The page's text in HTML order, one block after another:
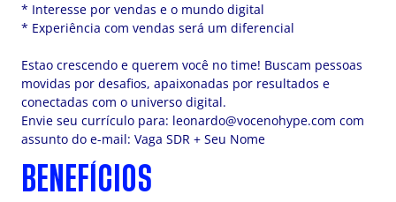
* Interesse por vendas e o mundo digital
* Experiência com vendas será um diferencial
Estao crescendo e querem você no time! Buscam pessoas
movidas por desafios, apaixonadas por resultados e
conectadas com o universo digital.
Envie seu currículo para: leonardo@vocenohype.com com
assunto do e-mail: Vaga SDR + Seu Nome
BENEFÍCIOS